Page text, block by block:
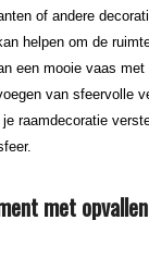
of andere
helpen om de
een mooie vaas met
van sfeervolle
raamdecoratie
met